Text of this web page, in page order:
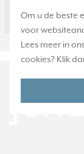
Om u de beste
voor
Lees meer in
cookies? Klik